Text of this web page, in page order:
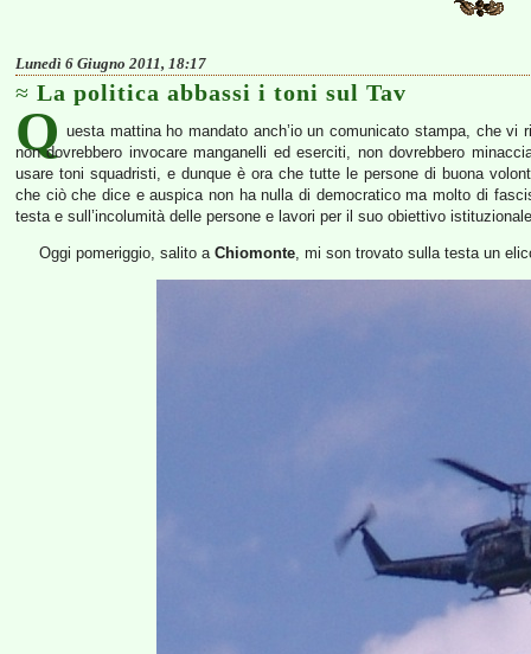
Lunedì 6 Giugno 2011, 18:17
La politica abbassi i toni sul Tav
Q uesta mattina ho mandato anch’io un comunicato stampa, che
non dovrebbero invocare manganelli ed eserciti, non dovrebbero
usare toni squadristi, e dunque è ora che tutte le persone di buona
che ciò che dice e auspica non ha nulla di democratico ma molto di
testa e sull’incolumità delle persone e lavori per il suo obiettivo
Oggi pomeriggio, salito a Chiomonte, mi son trovato sulla testa un